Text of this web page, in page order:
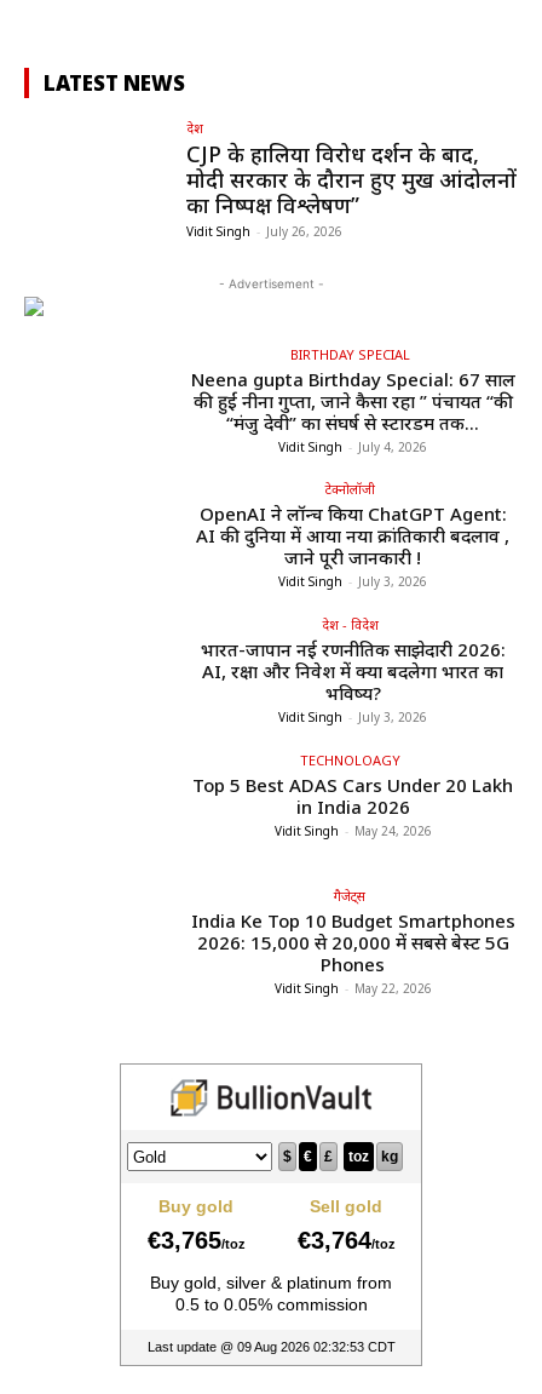
LATEST NEWS
देश
CJP के हालिया विरोध प्रदर्शन के बाद,
मोदी सरकार के दौरान हुए प्रमुख आंदोलनों
का निष्पक्ष विश्लेषण”
Vidit Singh - July 26, 2026
- Advertisement -
BIRTHDAY SPECIAL
Neena gupta Birthday Special: 67 साल
की हुईं नीना गुप्ता, जाने कैसा रहा ” पंचायत “की
“मंजु देवी” का संघर्ष से स्टारडम तक...
Vidit Singh - July 4, 2026
टेक्नोलॉजी
OpenAI ने लॉन्च किया ChatGPT Agent:
AI की दुनिया में आया नया क्रांतिकारी बदलाव ,
जाने पूरी जानकारी !
Vidit Singh - July 3, 2026
देश - विदेश
भारत-जापान नई रणनीतिक साझेदारी 2026:
AI, रक्षा और निवेश में क्या बदलेगा भारत का
भविष्य?
Vidit Singh - July 3, 2026
TECHNOLOAGY
Top 5 Best ADAS Cars Under ₹20 Lakh
in India 2026
Vidit Singh - May 24, 2026
गैजेट्स
India Ke Top 10 Budget Smartphones
2026: ₹15,000 से ₹20,000 में सबसे बेस्ट 5G
Phones
Vidit Singh - May 22, 2026